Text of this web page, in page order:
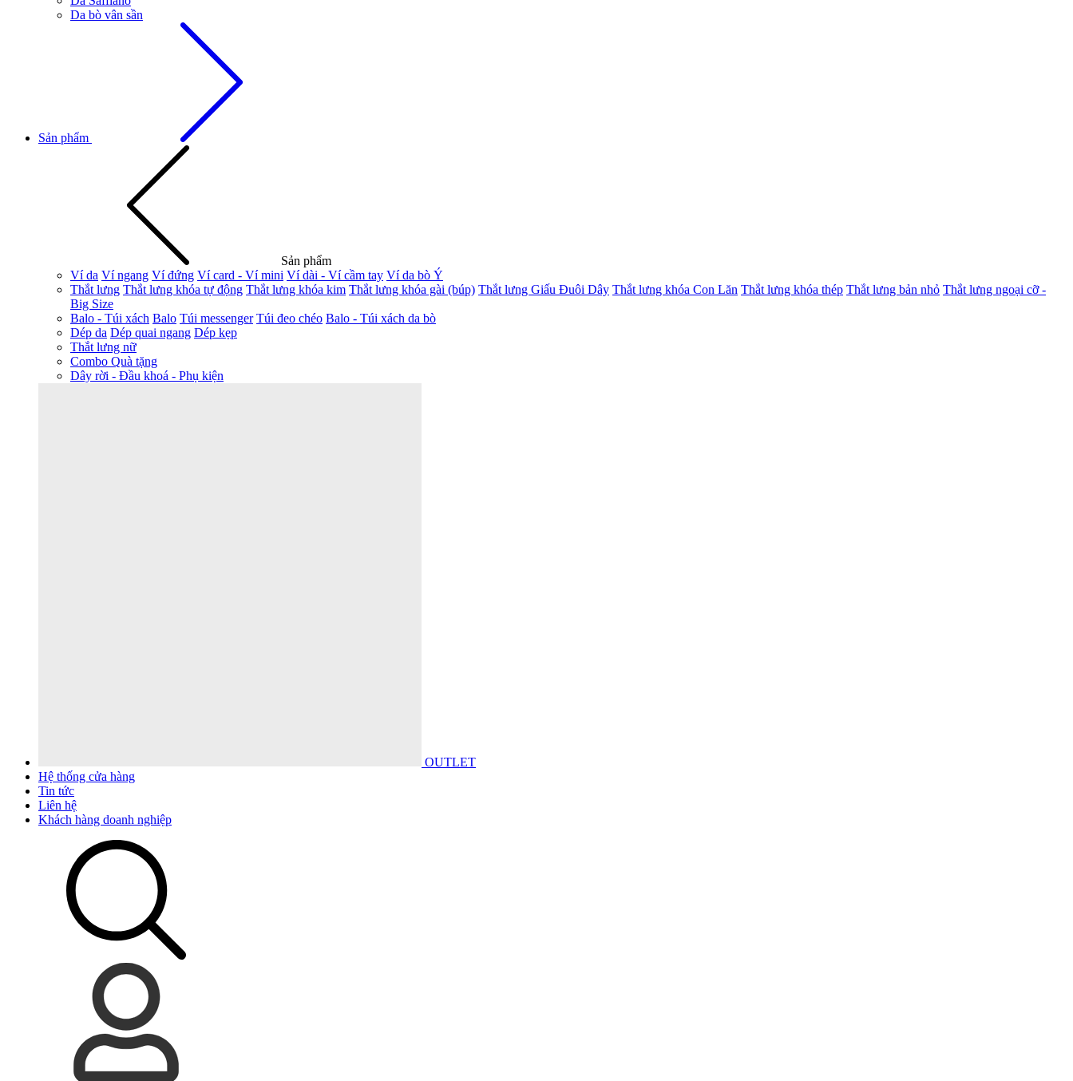
Da bò vân sần
Sản phẩm
Sản phẩm
Ví da Ví ngang Ví đứng Ví card - Ví mini Ví dài - Ví cầm tay Ví da bò Ý
Thắt lưng Thắt lưng khóa tự động Thắt lưng khóa kim Thắt lưng khóa gài (búp) Thắt lưng Giấu Đuôi Dây Thắt lưng khóa Con Lăn Thắt lưng khóa thép Thắt lưng bản nhỏ Thắt lưng ngoại cỡ -
Big Size
Balo - Túi xách Balo Túi messenger Túi đeo chéo Balo - Túi xách da bò
Dép da Dép quai ngang Dép kẹp
Thắt lưng nữ
Combo Quà tặng
Dây rời - Đầu khoá - Phụ kiện
OUTLET
Hệ thống cửa hàng
Tin tức
Liên hệ
Khách hàng doanh nghiệp